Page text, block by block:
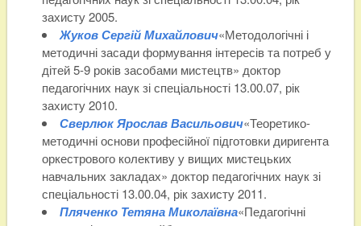
захисту 2005.
Жуков Сергій Михайлович«Методологічні і
методичні засади формування інтересів та потреб у
дітей 5-9 років засобами мистецтв» доктор
педагогічних наук зі спеціальності 13.00.07, рік
захисту 2010.
Сверлюк Ярослав Васильович«Теоретико-
методичні основи професійної підготовки диригента
оркестрового колективу у вищих мистецьких
навчальних закладах» доктор педагогічних наук зі
спеціальності 13.00.04, рік захисту 2011.
Пляченко Тетяна Миколаївна«Педагогічні